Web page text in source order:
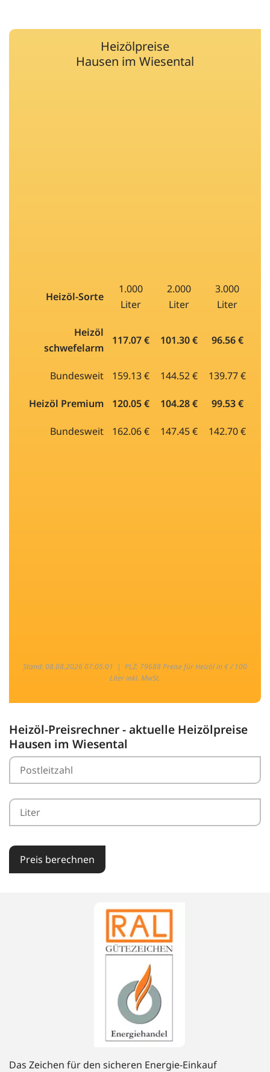
Heizölpreise
Hausen im Wiesental
Heizöl-Sorte
1.000
Liter
2.000
Liter
3.000
Liter
Heizöl
schwefelarm
117.07 € 101.30 € 96.56 €
Bundesweit 159.13 € 144.52 € 139.77 €
Heizöl Premium 120.05 € 104.28 € 99.53 €
Bundesweit 162.06 € 147.45 € 142.70 €
Stand: 08.08.2026 07:05:01 | PLZ: 79688 Preise für Heizöl in € / 100
Liter inkl. MwSt.
Heizöl-Preisrechner - aktuelle Heizölpreise
Hausen im Wiesental
Preis berechnen
Das Zeichen für den sicheren Energie-Einkauf